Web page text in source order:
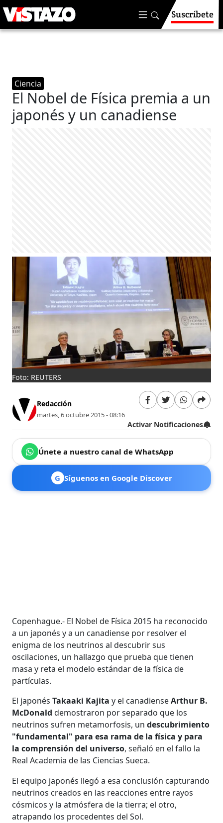
Suscríbete
Ciencia
El Nobel de Física premia a un
japonés y un canadiense
Foto: REUTERS
Redacción
martes, 6 octubre 2015 - 08:16
Activar Notificaciones
Únete a nuestro canal de WhatsApp
G Síguenos en Google Discover
Copenhague.- El Nobel de Física 2015 ha reconocido
a un japonés y a un canadiense por resolver el
enigma de los neutrinos al descubrir sus
oscilaciones, un hallazgo que prueba que tienen
masa y reta el modelo estándar de la física de
partículas.
El japonés Takaaki Kajita y el canadienseArthur B.
McDonald demostraron por separado que los
neutrinos sufren metamorfosis, undescubrimiento
"fundamental" para esa rama de la física y para
la comprensión del universo, señaló en el fallo la
Real Academia de las Ciencias Sueca.
El equipo japonés llegó a esa conclusión capturando
neutrinos creados en las reacciones entre rayos
cósmicos y la atmósfera de la tierra; el otro,
atrapando los procedentes del Sol.